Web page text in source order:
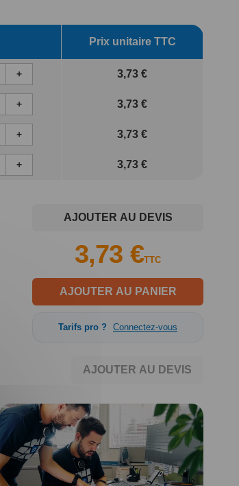
Prix unitaire TTC
+ 3,73 €
+ 3,73 €
+ 3,73 €
+ 3,73 €
AJOUTER AU PANIER
3,73 €TTC
AJOUTER AU DEVIS
Tarifs pro ? Connectez-vous
AJOUTER AU DEVIS